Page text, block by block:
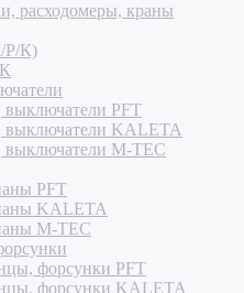
расходомеры, краны
Р/К)
выключатели PFT
выключатели KALETA
выключатели M-TEC
PFT
KALETA
M-TEC
форсунки PFT
форсунки KALETA